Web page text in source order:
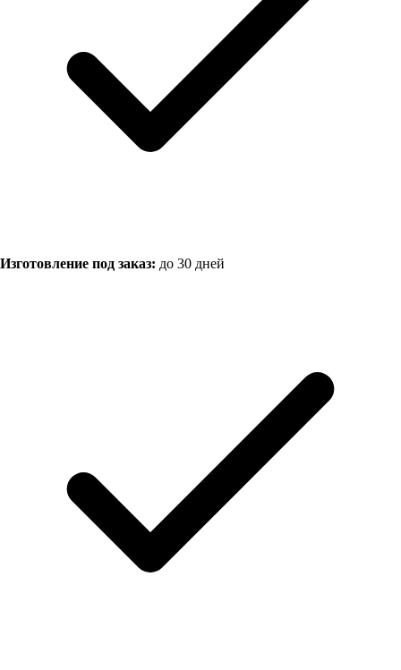
Изготовление под заказ: до 30 дней